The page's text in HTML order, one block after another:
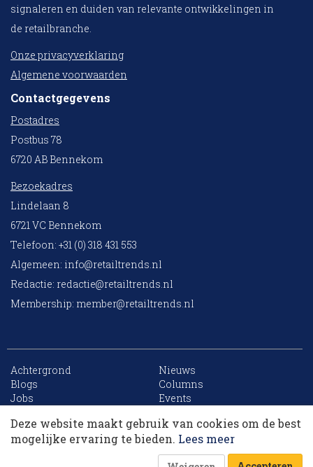
signaleren en duiden van relevante ontwikkelingen in
de retailbranche.
Onze privacyverklaring
Algemene voorwaarden
Contactgegevens
Postadres
Postbus 78
6720 AB Bennekom
Bezoekadres
Lindelaan 8
6721 VC Bennekom
Telefoon: +31 (0) 318 431 553
Algemeen: info@retailtrends.nl
Redactie: redactie@retailtrends.nl
Membership: member@retailtrends.nl
Achtergrond
Nieuws
Blogs
Columns
Jobs
Events
Archief
Sitemap
Deze website maakt gebruik van cookies om de best
mogelijke ervaring te bieden. Lees meer
10 collega’s
Korting op events